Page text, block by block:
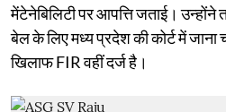
मेंटेनेबिलिटी पर आपत्ति जताई। उन्होंने
बेल के लिए मध्य प्रदेश की कोर्ट में जाना
खिलाफ FIR वहीं दर्ज है।